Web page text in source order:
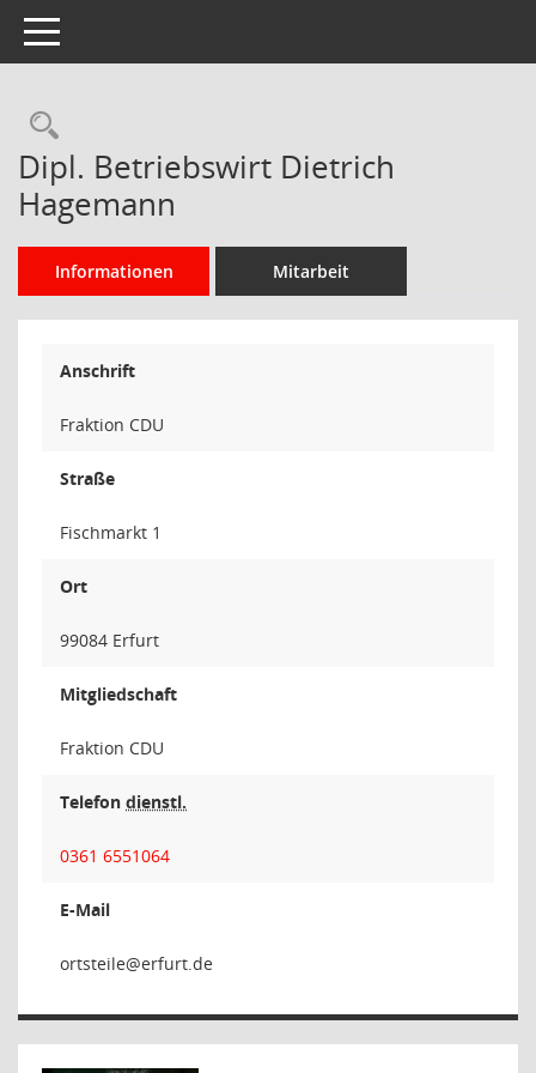
Toggle navigation
Rechercheauswahl
Dipl. Betriebswirt Dietrich
Hagemann
Informationen Mitarbeit
Anschrift
Fraktion CDU
Straße
Fischmarkt 1
Ort
99084 Erfurt
Mitgliedschaft
Fraktion CDU
Telefon dienstl.
0361 6551064
E-Mail
eliet